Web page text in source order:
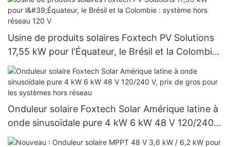
et 650 W.
Usine de produits solaires Foxtech PV Solutions
17,55 kW pour l'Équateur, le Brésil et la Colombie :
système hors réseau 120 V
Onduleur solaire Foxtech Solar Amérique latine à
onde sinusoïdale pure 4 kW 6 kW 48 V 120/240
V, prix de gros pour les systèmes hors réseau